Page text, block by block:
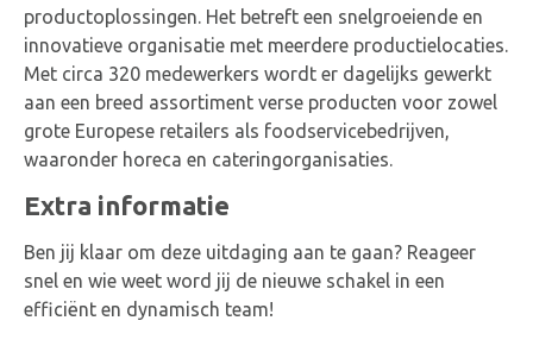
productoplossingen. Het betreft een snelgroeiende en
innovatieve organisatie met meerdere productielocaties.
Met circa 320 medewerkers wordt er dagelijks gewerkt
aan een breed assortiment verse producten voor zowel
grote Europese retailers als foodservicebedrijven,
waaronder horeca en cateringorganisaties.
Extra informatie
Ben jij klaar om deze uitdaging aan te gaan? Reageer
snel en wie weet word jij de nieuwe schakel in een
efficiënt en dynamisch team!